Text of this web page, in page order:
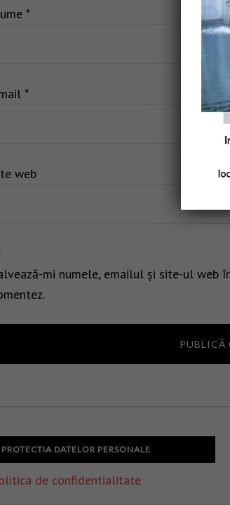
*
*
web
mi numele, emailul și site-ul web
PROTECTIA DATELOR PERSONALE
de confidentialitate